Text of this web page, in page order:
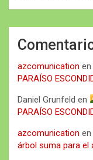
azcomunication en
PARAÍSO
Daniel Grunfeld en
PARAÍSO
azcomunication en
árbol suma para el